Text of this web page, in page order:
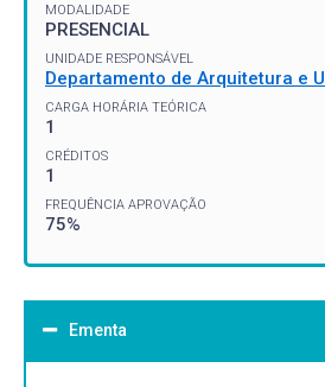
MODALIDADE
PRESENCIAL
UNIDADE RESPONSÁVEL
Departamento de Arquitetura e
CARGA HORÁRIA TEÓRICA
1
CRÉDITOS
1
FREQUÊNCIA APROVAÇÃO
75%
Ementa